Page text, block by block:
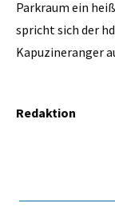
Parkraum ein
spricht sich der
Kapuzineranger
Redaktion